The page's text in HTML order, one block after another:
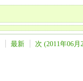
最新 次 (2011年06月